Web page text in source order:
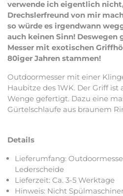
verwende ich eigentlich
Drechslerfreund von mir
so würde es irgendwann
auch keinen Sinn! Deswegen
Messer mit exotischen
80iger Jahren stammen!
Outdoormesser mit einer
Haubitze des 1WK. Der Griff ist
Wenge gefertigt. Dazu eine
Gürtelschlaufe aus braunem
Details
Lieferumfang:
Lederscheide
Lieferzeit: Ca. 3-5 Werktage
Hinweis: Nicht